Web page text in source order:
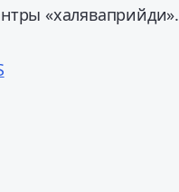
«халяваприйди».